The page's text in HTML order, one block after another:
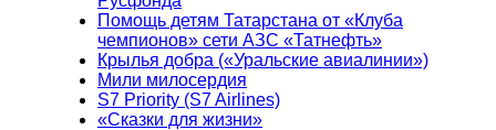
Помощь детям Татарстана от «Клуба
чемпионов» сети АЗС «Татнефть»
Крылья добра («Уральские авиалинии»)
Мили милосердия
S7 Priority (S7 Airlines)
«Сказки для жизни»